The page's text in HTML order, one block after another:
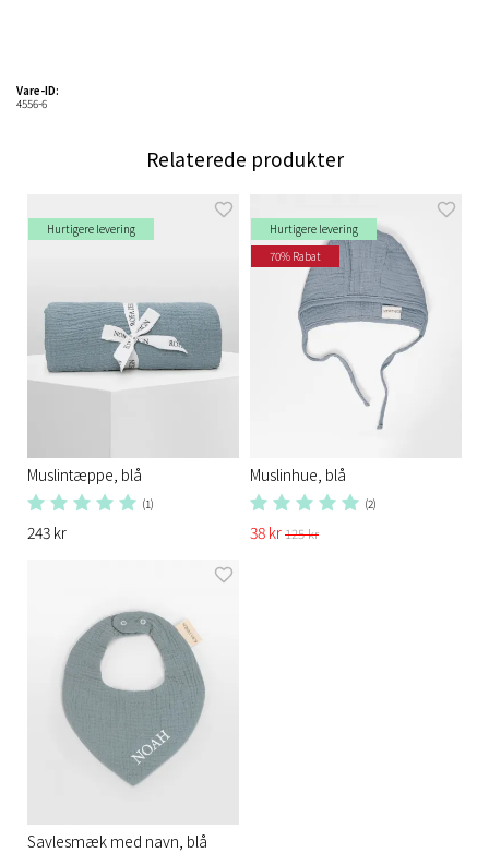
Vare-ID:
4556-6
Relaterede produkter
Hurtigere levering
Muslintæppe, blå
(1)
243 kr
Hurtigere levering
70% Rabat
Muslinhue, blå
(2)
38 kr125 kr
Savlesmæk med navn, blå